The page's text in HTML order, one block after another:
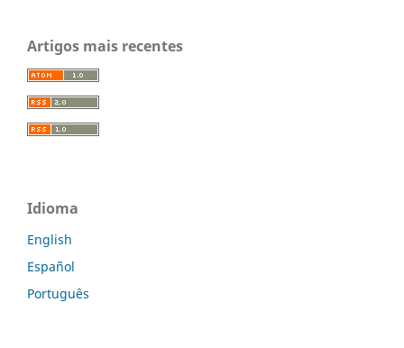
Artigos mais recentes
Idioma
English
Español
Português